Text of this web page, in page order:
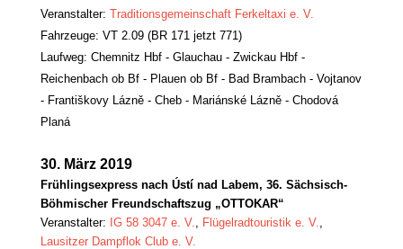
Veranstalter: Traditionsgemeinschaft Ferkeltaxi e. V.
Fahrzeuge: VT 2.09 (BR 171 jetzt 771)
Laufweg: Chemnitz Hbf - Glauchau - Zwickau Hbf -
Reichenbach ob Bf - Plauen ob Bf - Bad Brambach - Vojtanov
- Františkovy Lázně - Cheb - Mariánské Lázně - Chodová
Planá
30. März 2019
Frühlingsexpress nach Ústí nad Labem, 36. Sächsisch-
Böhmischer Freundschaftszug „OTTOKAR“
Veranstalter: IG 58 3047 e. V., Flügelradtouristik e. V.,
Lausitzer Dampflok Club e. V.